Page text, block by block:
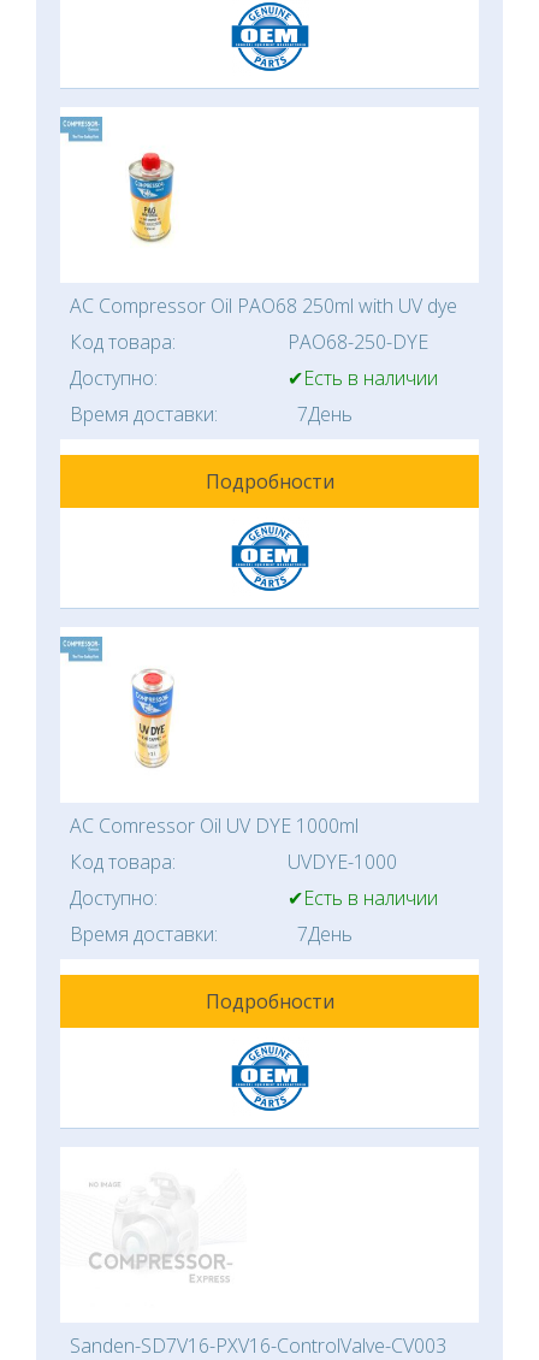
AC Compressor Oil PAO68 250ml with UV dye
Код товара:
PAO68-250-DYE
Доступно:
✔Есть в наличии
Время доставки:
7День
Подробности
AC Comressor Oil UV DYE 1000ml
Код товара:
UVDYE-1000
Доступно:
✔Есть в наличии
Время доставки:
7День
Подробности
Sanden-SD7V16-PXV16-ControlValve-CV003